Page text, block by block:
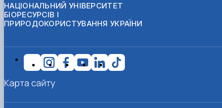
НАЦІОНАЛЬНИЙ УНІВЕРСИТЕТ
БІОРЕСУРСІВ І
ПРИРОДОКОРИСТУВАННЯ УКРАЇНИ
Карта сайту